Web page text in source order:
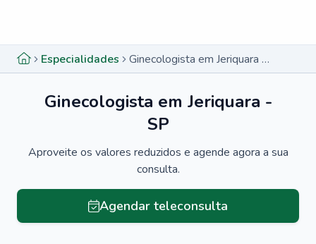
Especialidades Ginecologista em Jeriquara - SP
Ginecologista em Jeriquara -
SP
Aproveite os valores reduzidos e agende agora a sua
consulta.
Agendar teleconsulta